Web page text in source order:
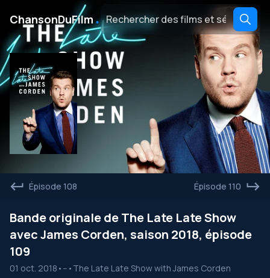
ChansonDuFilm․
Épisode 108 Épisode 110
Bande originale de The Late Late Show
avec James Corden, saison 2018, épisode
109
01 oct. 2018 • -- • The Late Late Show with James Corden